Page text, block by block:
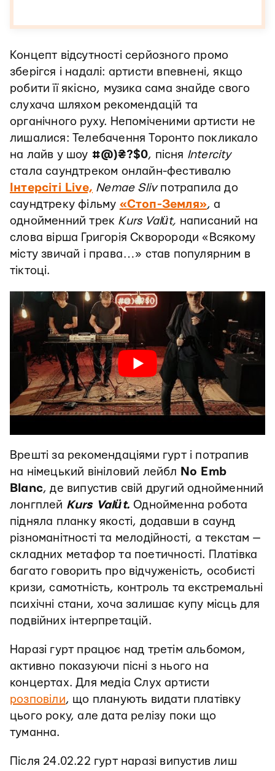
Концепт відсутності серйозного промо
зберігся і надалі: артисти впевнені, якщо
робити її якісно, музика сама знайде свого
слухача шляхом рекомендацій та
органічного руху. Непоміченими артисти не
лишалися: Телебачення Торонто покликало
на лайв у шоу #@)₴?$0, пісня Intercity
стала саундтреком онлайн-фестивалю
Інтерсіті Live, Nemae Sliv потрапила до
саундтреку фільму «Стоп-Земля», а
однойменний трек Kurs Valüt, написаний на
слова вірша Григорія Скворороди «Всякому
місту звичай і права…» став популярним в
тіктоці.
Врешті за рекомендаціями гурт і потрапив
на німецький вініловий лейбл No Emb
Blanc, де випустив свій другий однойменний
лонгплей Kurs Valüt.Однойменна робота
підняла планку якості, додавши в саунд
різноманітності та мелодійності, а текстам —
складних метафор та поетичності. Платівка
багато говорить про відчуженість, особисті
кризи, самотність, контроль та екстремальні
психічні стани, хоча залишає купу місць для
подвійних інтерпретацій.
Наразі гурт працює над третім альбомом,
активно показуючи пісні з нього на
концертах. Для медіа Слух артисти
розповіли, що планують видати платівку
цього року, але дата релізу поки що
туманна.
Після 24.02.22 гурт наразі випустив лиш